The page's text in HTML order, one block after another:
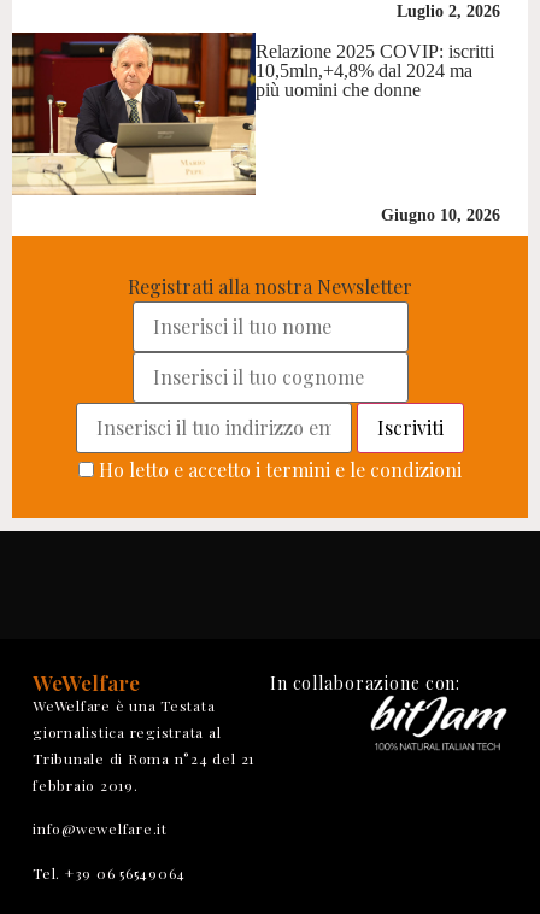
Luglio 2, 2026
Relazione 2025 COVIP: iscritti
10,5mln,+4,8% dal 2024 ma
più uomini che donne
Giugno 10, 2026
Registrati alla nostra Newsletter
Ho letto e accetto i termini e le condizioni
WeWelfare
WeWelfare è una Testata
giornalistica registrata al
Tribunale di Roma n°24 del 21
febbraio 2019.
info@wewelfare.it
Tel. +39 06 56549064
In collaborazione con: